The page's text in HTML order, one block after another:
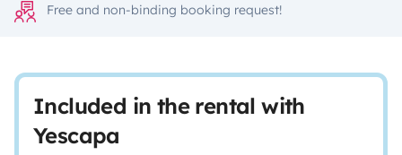
Free and non-binding booking request!
Included in the rental with
Yescapa